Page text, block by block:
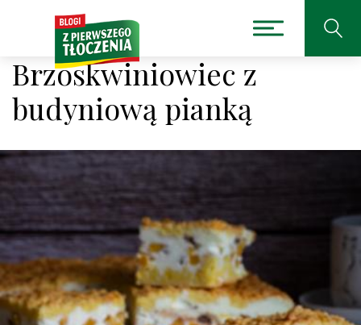
Brzoskwiniowiec z
budyniową pianką